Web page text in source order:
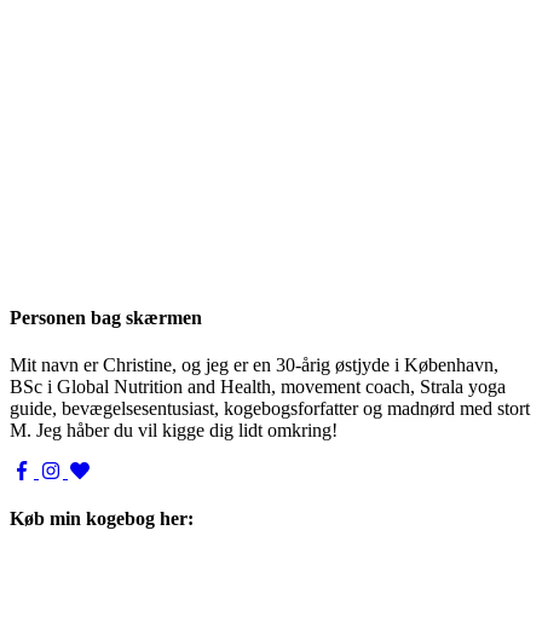
Personen bag skærmen
Mit navn er Christine, og jeg er en 30-årig østjyde i København,
BSc i Global Nutrition and Health, movement coach, Strala yoga
guide, bevægelsesentusiast, kogebogsforfatter og madnørd med stort
M. Jeg håber du vil kigge dig lidt omkring!
Køb min kogebog her: